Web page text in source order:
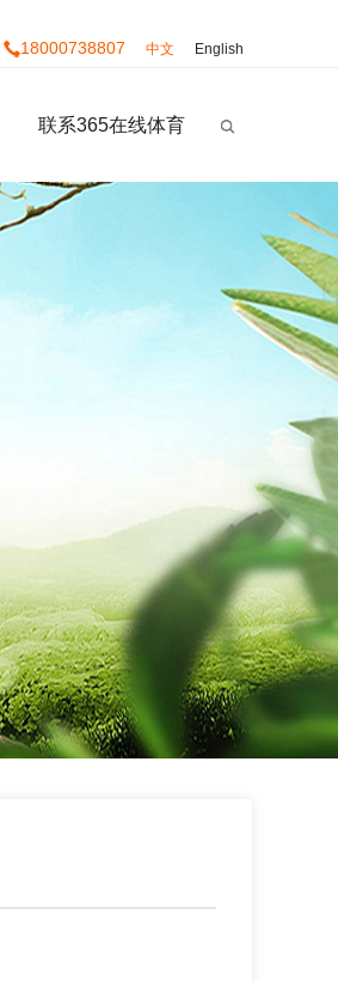
18000738807 中文 English
联系365在线体育